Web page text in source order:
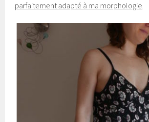
parfaitement adapté à ma morphologie.